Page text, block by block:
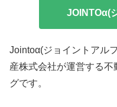
JOINTOα(
Jointoα(ジョイントアル
産株式会社が運営する
グです。